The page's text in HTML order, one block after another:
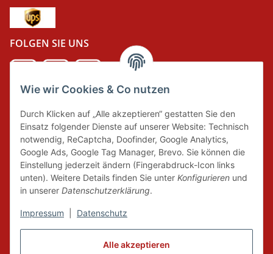
Alle akzeptieren
Wie wir Cookies & Co nutzen
Durch Klicken auf „Alle akzeptieren“ gestatten Sie den
Einsatz folgender Dienste auf unserer Website: Technisch
notwendig, ReCaptcha, Doofinder, Google Analytics,
Google Ads, Google Tag Manager, Brevo. Sie können die
Einstellung jederzeit ändern (Fingerabdruck-Icon links
unten). Weitere Details finden Sie unter Konfigurieren und
in unserer Datenschutzerklärung.
Impressum Datenschutz
FOLGEN SIE UNS
Wir tragen Verantwortung und erfüllen unsere
Pflichten zur Systembeteiligung nach dem
Verpackungsgesetz.
FAIRCOMMERCE
Wir sind seit 04.12.2015 Mitglied der Initiative